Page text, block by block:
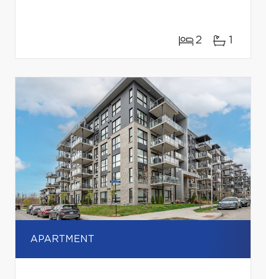
2 1
APARTMENT